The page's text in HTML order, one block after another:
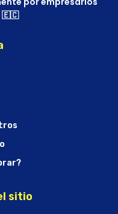
🇪🇨
sitio